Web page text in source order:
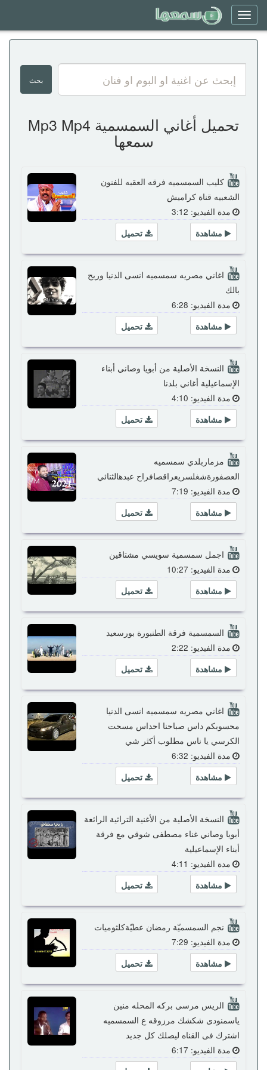
Toggle
navigation
تحميل أغاني السمسمية Mp3 Mp4
سمعها
كليب السمسميه فرقه العقبه للفنون
الشعبيه قناة كراميش
مدة الفيديو: 3:12
تحميل
مشاهدة
اغاني مصريه سمسميه انسى الدنيا وريح
بالك
مدة الفيديو: 6:28
تحميل
مشاهدة
النسخة الأصلية من أبويا وصاني أبناء
الإسماعيلية أغاني بلدنا
مدة الفيديو: 4:10
تحميل
مشاهدة
مزماربلدي سمسميه
العصفورةشغلسريعراقصافراح عبدهالثنائي
مدة الفيديو: 7:19
تحميل
مشاهدة
اجمل سمسمية سويسي مشتاقين
مدة الفيديو: 10:27
تحميل
مشاهدة
السمسمية فرقة الطنبورة بورسعيد
مدة الفيديو: 2:22
تحميل
مشاهدة
اغاني مصريه سمسميه انسى الدنيا
محسوبكم داس صباحنا احداس مسحت
الكرسي يا ناس مطلوب أكثر شي
مدة الفيديو: 6:32
تحميل
مشاهدة
النسخة الأصلية من الأغنية التراثية الرائعة
أبويا وصاني غناء مصطفى شوقي مع فرقة
أبناء الإسماعيلية
مدة الفيديو: 4:11
تحميل
مشاهدة
نجم السمسميّة رمضان عطيّةكلثوميات
مدة الفيديو: 7:29
تحميل
مشاهدة
الريس مرسى بركه المحله منين
ياسمنودى شكشك مرزوقه ع السمسميه
اشترك فى القناه ليصلك كل جديد
مدة الفيديو: 6:17